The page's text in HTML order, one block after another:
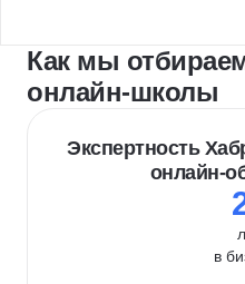
Как мы
онлайн-школы
Экспертность
онлайн-
в